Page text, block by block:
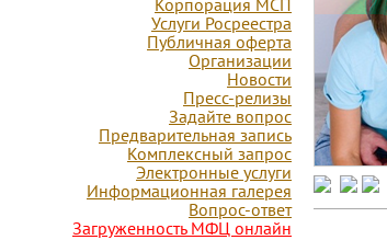
Корпорация МСП
Услуги Росреестра
Публичная оферта
Организации
Новости
Пресс-релизы
Задайте вопрос
Предварительная запись
Комплексный запрос
Электронные услуги
Информационная галерея
Вопрос-ответ
Загруженность МФЦ онлайн